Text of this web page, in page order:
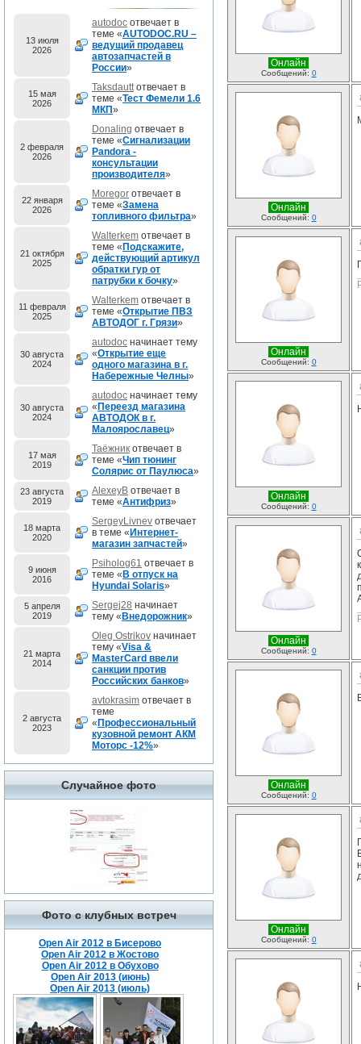
13 июля
2026
autodoc отвечает в
теме «AUTODOC.RU –
ведущий продавец
автозапчастей в
России»
15 мая
2026
Taksdauttотвечает в
теме «Тест Фемели 1.6
МКП»
2 февраля
2026
Donaling отвечает в
теме «Сигнализации
Pandora -
консультации
производителя»
22 января
2026
Moregor отвечает в
теме «Замена
топливного фильтра»
21 октября
2025
Walterkem отвечает в
теме « Подскажите,
действующий артикул
обратки гур от
патрубки к бочку»
11 февраля
2025
Walterkem отвечает в
теме «Открытие ПВЗ
АВТОДОГ г. Грязи»
30 августа
2024
autodoc начинает тему
«Открытие еще
одного магазина в г.
Набережные Челны»
30 августа
2024
autodoc начинает тему
« Переезд магазина
АВТОДОК в г.
Малоярославец»
17 мая
2019
Таёжник отвечает в
теме «Чип тюнинг
Солярис от Паулюса»
23 августа
2019
AlexeyB отвечает в
теме «Антифриз»
18 марта
2020
SergeyLivnev отвечает
в теме « Интернет-
магазин запчастей»
9 июня
2016
Psiholog61 отвечает в
теме « В отпуск на
Hyundai Solaris»
5 апреля
2019
Sergej28 начинает
тему « Внедорожник»
21 марта
2014
Oleg Ostrikov начинает
тему «Visa &
MasterCard ввели
санкции против
Российских банков»
2 августа
2023
avtokrasim отвечает в
теме
« Профессиональный
кузовной ремонт АКМ
Моторс -12%»
Случайное фото
Фото с клубных встреч
Open Air 2012 в Бисерово
Open Air 2012 в Жостово
Open Air 2012 в Обухово
Open Air 2013 (июнь)
Open Air 2013 (июль)
Онлайн
Сообщений: 0
Онлайн
Сообщений: 0
Онлайн
Сообщений: 0
Онлайн
Сообщений: 0
Онлайн
Сообщений: 0
Онлайн
Сообщений: 0
Онлайн
Сообщений: 0